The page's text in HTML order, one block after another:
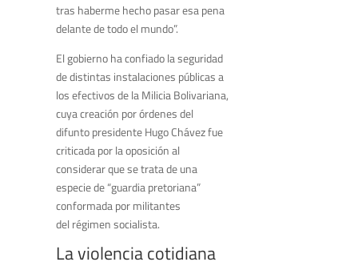
tras haberme hecho pasar esa pena
delante de todo el mundo”.
El gobierno ha confiado la seguridad
de distintas instalaciones públicas a
los efectivos de la Milicia Bolivariana,
cuya creación por órdenes del
difunto presidente Hugo Chávez fue
criticada por la oposición al
considerar que se trata de una
especie de “guardia pretoriana”
conformada por militantes
del régimen socialista.
La violencia cotidiana